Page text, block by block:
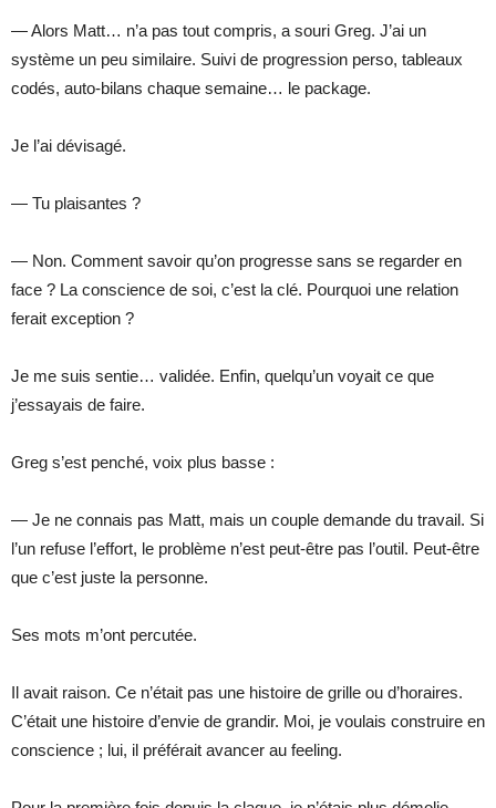
— Alors Matt… n’a pas tout compris, a souri Greg. J’ai un
système un peu similaire. Suivi de progression perso, tableaux
codés, auto-bilans chaque semaine… le package.
Je l’ai dévisagé.
— Tu plaisantes ?
— Non. Comment savoir qu’on progresse sans se regarder en
face ? La conscience de soi, c’est la clé. Pourquoi une relation
ferait exception ?
Je me suis sentie… validée. Enfin, quelqu’un voyait ce que
j’essayais de faire.
Greg s’est penché, voix plus basse :
— Je ne connais pas Matt, mais un couple demande du travail. Si
l’un refuse l’effort, le problème n’est peut-être pas l’outil. Peut-être
que c’est juste la personne.
Ses mots m’ont percutée.
Il avait raison. Ce n’était pas une histoire de grille ou d’horaires.
C’était une histoire d’envie de grandir. Moi, je voulais construire en
conscience ; lui, il préférait avancer au feeling.